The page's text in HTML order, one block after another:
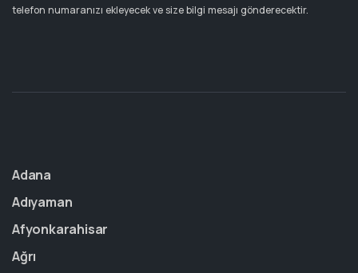
telefon numaranızı ekleyecek ve size bilgi mesajı gönderecektir.
Adana
Adıyaman
Afyonkarahisar
Ağrı